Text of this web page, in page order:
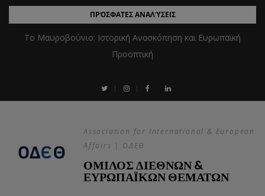
ΠΡΌΣΦΑΤΕΣ ΑΝΑΛΎΣΕΙΣ
Το Μαυροβούνιο: Ιστορική Ανασκόπηση και Ευρωπαϊκή
Προοπτική
Association for International & European
Affairs | ΟΔΕΘ
ΟΜΙΛΟΣ ΔΙΕΘΝΩΝ &
ΕΥΡΩΠΑΪΚΩΝ ΘΕΜΑΤΩΝ